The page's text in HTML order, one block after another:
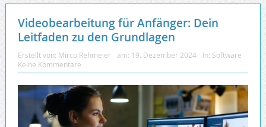
Videobearbeitung für Anfänger: Dein
Leitfaden zu den Grundlagen
Erstellt von: Mirco Rehmeier am: 19. Dezember 2024 In: Software
Keine Kommentare